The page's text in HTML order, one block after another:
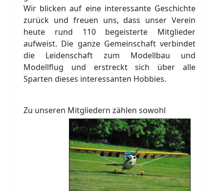
Wir blicken auf eine interessante Geschichte
zurück und freuen uns, dass unser Verein
heute rund 110 begeisterte Mitglieder
aufweist. Die ganze Gemeinschaft verbindet
die Leidenschaft zum Modellbau und
Modellflug und erstreckt sich über alle
Sparten dieses interessanten Hobbies.
Zu unseren Mitgliedern zählen sowohl